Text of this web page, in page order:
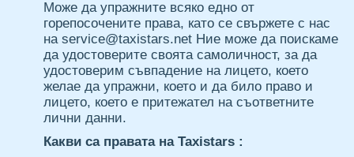
Може да упражните всяко едно от
горепосочените права, като се свържете с нас
на service@taxistars.net Ние може да поискаме
да удостоверите своята самоличност, за да
удостоверим съвпадение на лицето, което
желае да упражни, което и да било право и
лицето, което е притежател на съответните
лични данни.
Какви са правата на Taxistars :